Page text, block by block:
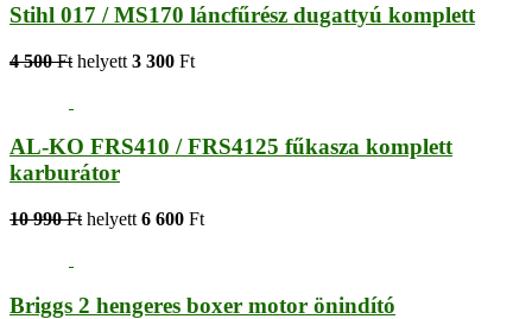
Stihl 017 / MS170 láncfűrész dugattyú komplett
4 500 Ft helyett 3 300 Ft
AL-KO FRS410 / FRS4125 fűkasza komplett
karburátor
10 990 Ft helyett 6 600 Ft
Briggs 2 hengeres boxer motor önindító